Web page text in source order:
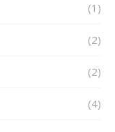
(1)
(2)
(2)
(4)